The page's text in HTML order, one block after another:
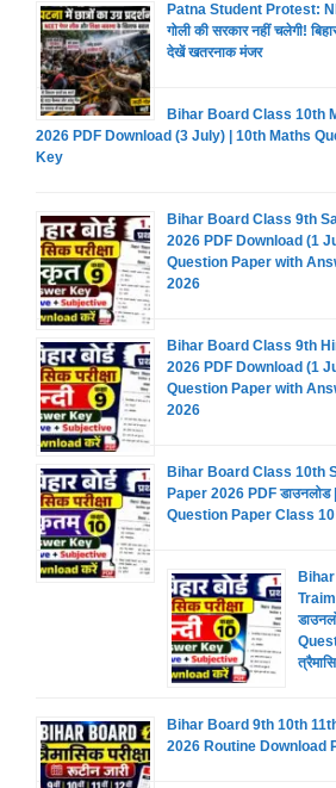
Patna Student Protest:
गोली की सरकार नहीं चलेगी!
देखें खतरनाक मंजर
Bihar Board Class 10th
2026 PDF Download (3 July) | 10th Maths
Key
Bihar Board Class 9th
2026 PDF Download (1
Question Paper with
2026
Bihar Board Class 9th
2026 PDF Download (1
Question Paper with
2026
Bihar Board Class 10th
Paper 2026 PDF
Question Paper Class 10
Bihar Board 9th 10th
2026 Routine Download